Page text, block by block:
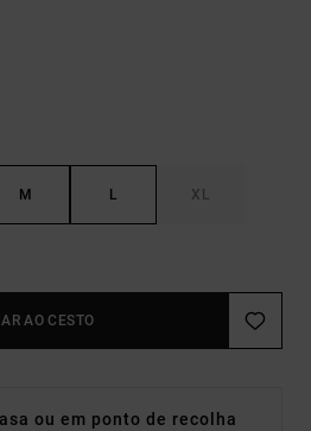
M L XL
AO CESTO
ou em ponto de recolha